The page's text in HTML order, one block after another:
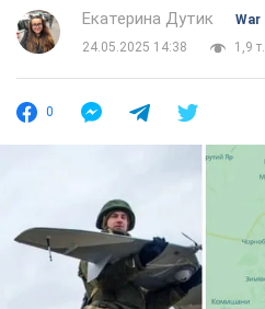
Екатерина Дутик
War
24.05.2025 14:38
1,9 т.
0